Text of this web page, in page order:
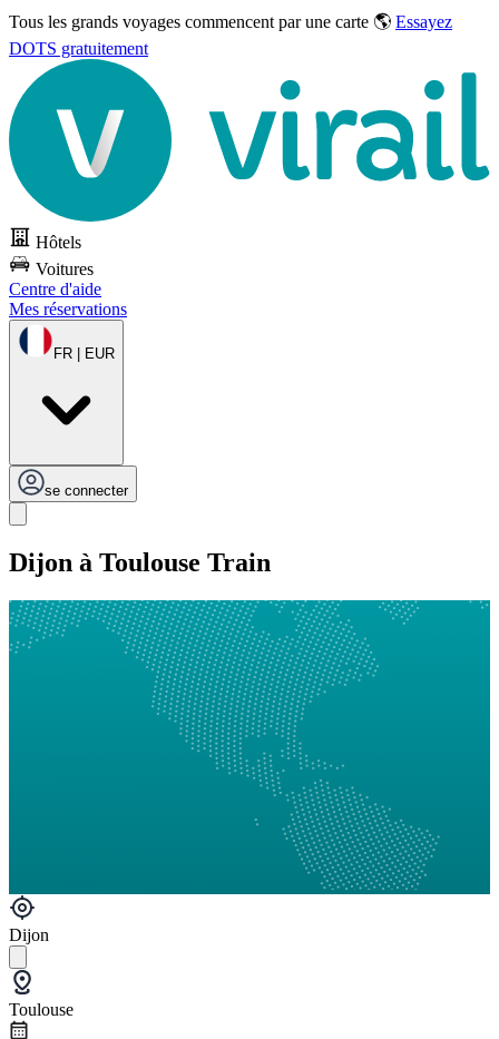
Tous les grands voyages commencent par une carte 🌎 Essayez
DOTS gratuitement
Hôtels
Voitures
Centre d'aide
Mes réservations
FR | EUR
se connecter
Dijon à Toulouse Train
Dijon
Toulouse